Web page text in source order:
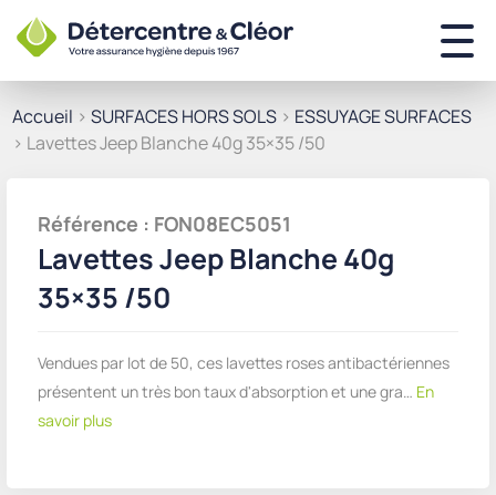
Accueil > SURFACES HORS SOLS > ESSUYAGE SURFACES
> Lavettes Jeep Blanche 40g 35×35 /50
Référence : FON08EC5051
Lavettes Jeep Blanche 40g
35×35 /50
Vendues par lot de 50, ces lavettes roses antibactériennes
présentent un très bon taux d'absorption et une gra… En
savoir plus